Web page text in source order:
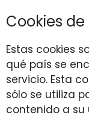
Cookies
Estas cookies
qué país se
servicio. Esta
sólo se utiliza
contenido a su